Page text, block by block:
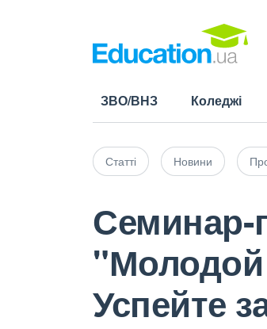
ЗВО/ВНЗ Коледжі
Статті Новини
Семинар-
"Молодой
Успейте